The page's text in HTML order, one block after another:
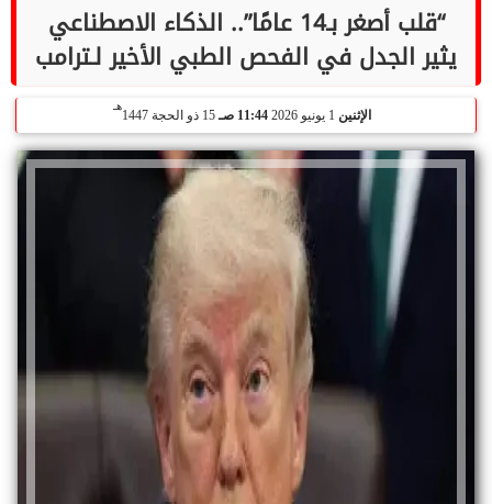
“قلب أصغر بـ14 عامًا”.. الذكاء الاصطناعي
يثير الجدل في الفحص الطبي الأخير لـترامب
الإثنين 11:44 صـ 15 ذو الحجة 1447
هـ